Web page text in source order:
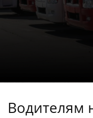
Водителям